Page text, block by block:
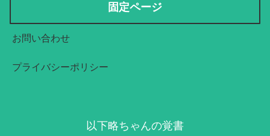
固定ページ
お問い合わせ
プライバシーポリシー
以下略ちゃんの覚書